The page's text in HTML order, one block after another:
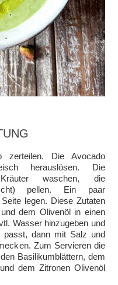
Die Avocado
herauslösen. Die
waschen, die
pellen. Ein paar
legen. Diese Zutaten
dem Olivenöl in einen
Wasser hinzugeben und
passt, dann mit Salz und
Zum Servieren die
Basilikumblättern, dem
dem Zitronen Olivenöl